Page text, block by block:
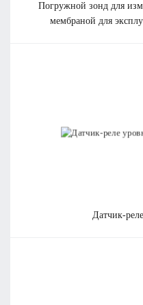
погружной зонд для измерения уровня с керамической
мембраной для
датчик-